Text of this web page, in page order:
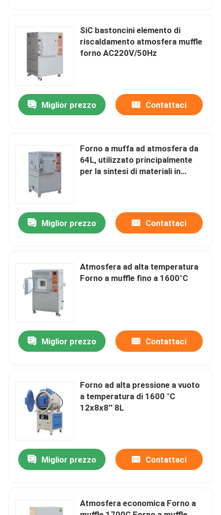
Casa.
Video
Visita alla fabbrica
Controllo della qualità
Chiedi un preventivo
Programtherm
Forno a muffle ad alta temperatura
SiC bastoncini elemento di
riscaldamento atmosfera muffle
forno AC220V/50Hz
Miglior prezzo Contattaci
Forno a muffa ad atmosfera da
64L, utilizzato principalmente
per la sintesi di materiali in
Miglior prezzo Contattaci
Atmosfera ad alta temperatura
Forno a muffle fino a 1600°C
Miglior prezzo Contattaci
Forno ad alta pressione a vuoto
a temperatura di 1600 °C
12x8x8′′ 8L
Miglior prezzo Contattaci
Atmosfera economica Forno a